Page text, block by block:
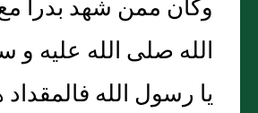
وكان ممن شهد بدرا
الله صلى الله عليه و
يا رسول الله